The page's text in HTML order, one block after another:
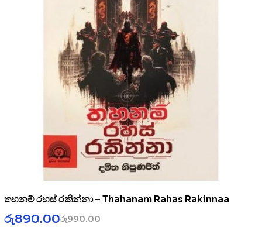
තහනම් රහස් රකින්නා – Thahanam Rahas Rakinnaa
රු990.00
රු890.00